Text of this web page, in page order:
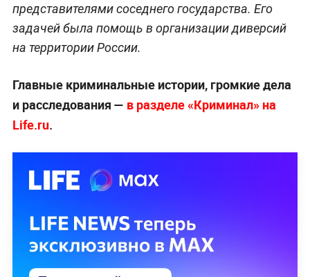
представителями соседнего государства. Его
задачей была помощь в организации диверсий
на территории России.
Главные криминальные истории, громкие дела
и расследования — в разделе «Криминал» на
Life.ru.